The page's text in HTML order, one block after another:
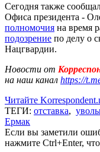
Сегодня также
Офиса президента -
полномочия на время
подозрение по делу о
Нацгвардии.
Новости от
на наш канал https://
Читайте
ТЕГИ: отставка,
Ермак
Если вы заметили
нажмите Ctrl+Enter,